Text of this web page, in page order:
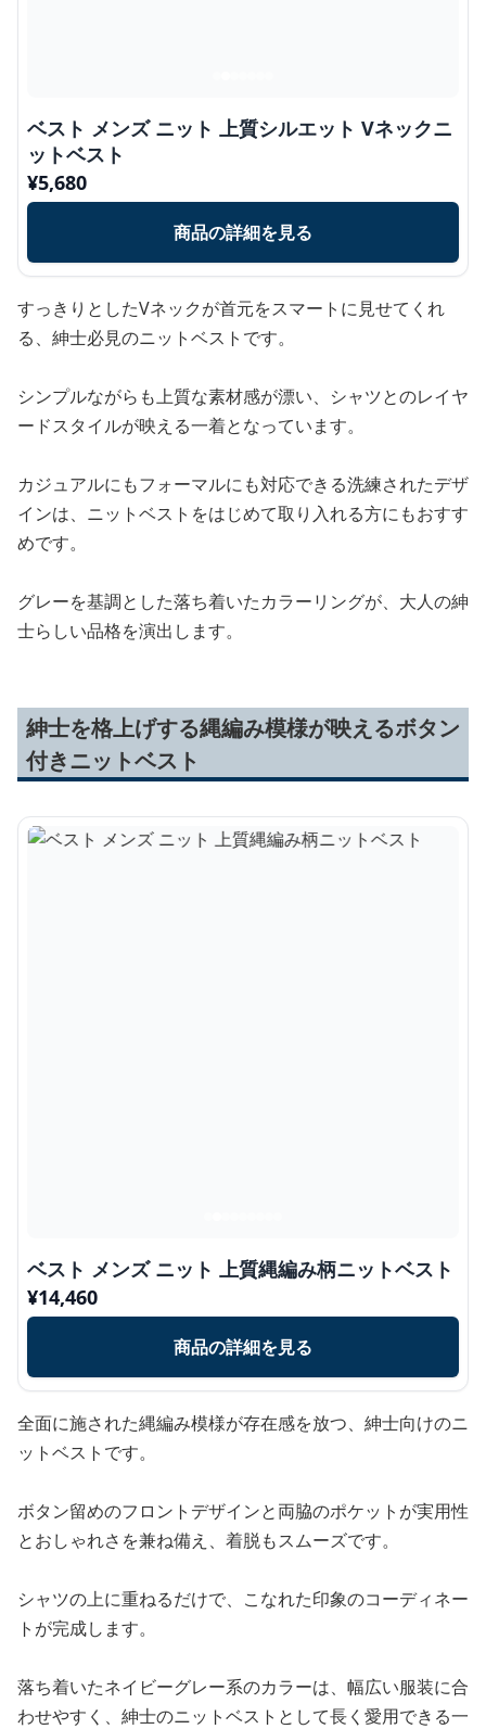
ベスト メンズ ニット 上質シルエット Vネックニ
ットベスト
¥5,680
商品の詳細を見る
すっきりとしたVネックが首元をスマートに見せてくれ
る、紳士必見のニットベストです。
シンプルながらも上質な素材感が漂い、シャツとのレイヤ
ードスタイルが映える一着となっています。
カジュアルにもフォーマルにも対応できる洗練されたデザ
インは、ニットベストをはじめて取り入れる方にもおすす
めです。
グレーを基調とした落ち着いたカラーリングが、大人の紳
士らしい品格を演出します。
紳士を格上げする縄編み模様が映えるボタン
付きニットベスト
ベスト メンズ ニット 上質縄編み柄ニットベスト
¥14,460
商品の詳細を見る
全面に施された縄編み模様が存在感を放つ、紳士向けのニ
ットベストです。
ボタン留めのフロントデザインと両脇のポケットが実用性
とおしゃれさを兼ね備え、着脱もスムーズです。
シャツの上に重ねるだけで、こなれた印象のコーディネー
トが完成します。
落ち着いたネイビーグレー系のカラーは、幅広い服装に合
わせやすく、紳士のニットベストとして長く愛用できる一